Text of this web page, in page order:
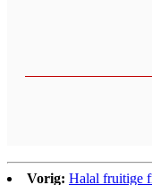
Vorig: Halal fruitige